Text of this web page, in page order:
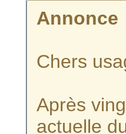
Annonce
Chers
Après
actuelle